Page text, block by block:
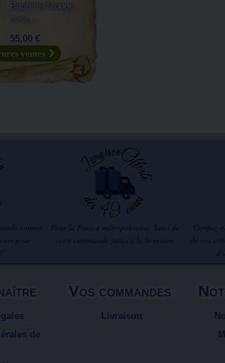
Baptiste Monge
avec...
55,00 €
ventes
de
Vos commandes
Livraison